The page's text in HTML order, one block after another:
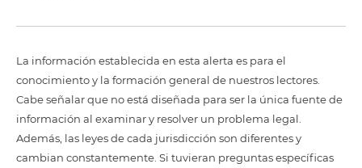
La información establecida en esta alerta es para el
conocimiento y la formación general de nuestros lectores.
Cabe señalar que no está diseñada para ser la única fuente de
información al examinar y resolver un problema legal.
Además, las leyes de cada jurisdicción son diferentes y
cambian constantemente. Si tuvieran preguntas específicas